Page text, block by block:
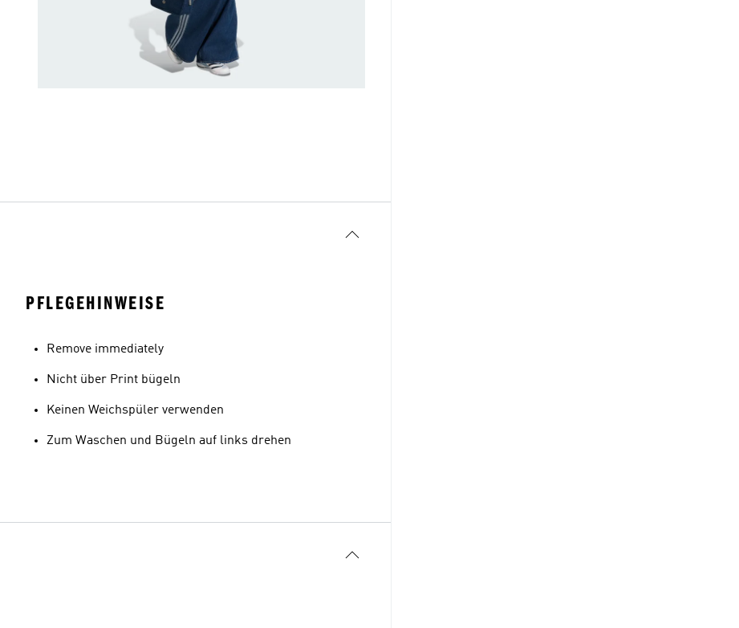
PFLEGEHINWEISE
Remove immediately
Nicht über Print bügeln
Keinen Weichspüler verwenden
Zum Waschen und Bügeln auf links drehen